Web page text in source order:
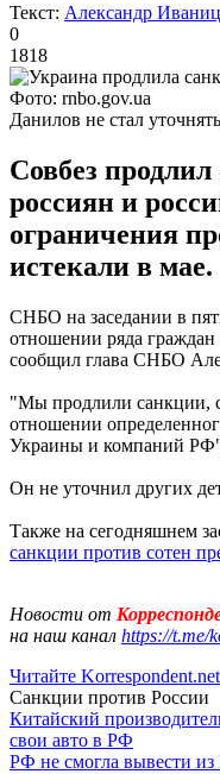
Текст: Александр
0
1818
Фото: rnbo.gov.ua
Данилов не стал
Совбез
россиян и
ограничения
истекали в мае.
СНБО на заседании в
отношении ряда
сообщил глава СНБО
"Мы продлили санкции,
отношении
Украины и компаний
Он не уточнил других
Также на сегодняшнем
санкции против сотен
Новости от
на наш канал https://t.me/
Читайте
Санкции против России
Китайский
свои авто в РФ
РФ не смогла вывести